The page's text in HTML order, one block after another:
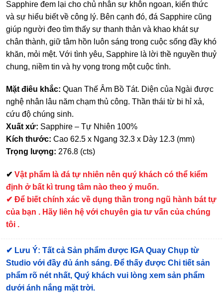
Sapphire đem lại cho chủ nhân sự khôn ngoan, kiến thức
và sự hiểu biết về công lý. Bên cạnh đó, đá Sapphire cũng
giúp người đeo tìm thấy sự thanh thản và khao khát sự
chân thành, giữ tâm hồn luôn sáng trong cuộc sống đầy khó
khăn, mỏi mệt. Với tình yêu, Sapphire là lời thề nguyền thuỷ
chung, niềm tin và hy vọng trong một cuộc tình.
Mặt điêu khắc: Quan Thế Âm Bồ Tát. Diện của Ngài được
nghệ nhân lâu năm chạm thủ công. Thần thái từ bi hỉ xả,
cứu độ chúng sinh.
Xuất xứ: Sapphire – Tự Nhiên 100%
Kích thước: Cao 62.5 x Ngang 32.3 x Dày 12.3 (mm)
Trọng lượng: 276.8 (cts)
✔ Vật phẩm là đá tự nhiên nên quý khách có thể kiểm
định ở bất kì trung tâm nào theo ý muốn.
✔ Để biết chính xác về dụng thần trong ngũ hành bát tự
của bạn . Hãy liên hệ với chuyên gia tư vấn của chúng
tôi .
✔ Lưu Ý: Tất cả Sản phẩm được IGA Quay Chụp từ
Studio với đầy đủ ánh sáng. Để thấy được Chi tiết sản
phẩm rõ nét nhất, Quý khách vui lòng xem sản phẩm
dưới ánh nắng mặt trời.